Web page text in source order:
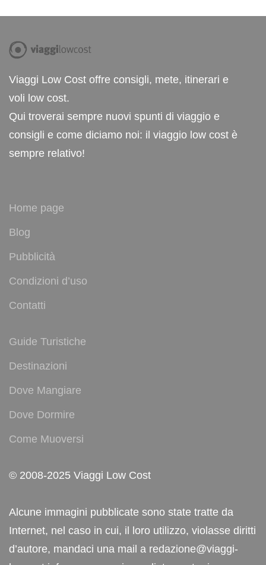
Viaggi Low Cost offre consigli, mete, itinerari e
voli low cost.
Qui troverai sempre nuovi spunti di viaggio e
consigli e come diciamo noi: il viaggio low cost è
sempre relativo!
Home page
Blog
Pubblicità
Condizioni d’uso
Contatti
Guide Turistiche
Destinazioni
Dove Mangiare
Dove Dormire
Come Muoversi
© 2008-2025 Viaggi Low Cost
Alcune immagini pubblicate sono state tratte da
Internet, nel caso in cui, il loro utilizzo, violasse diritti
d’autore, mandaci una mail a redazione@viaggi-